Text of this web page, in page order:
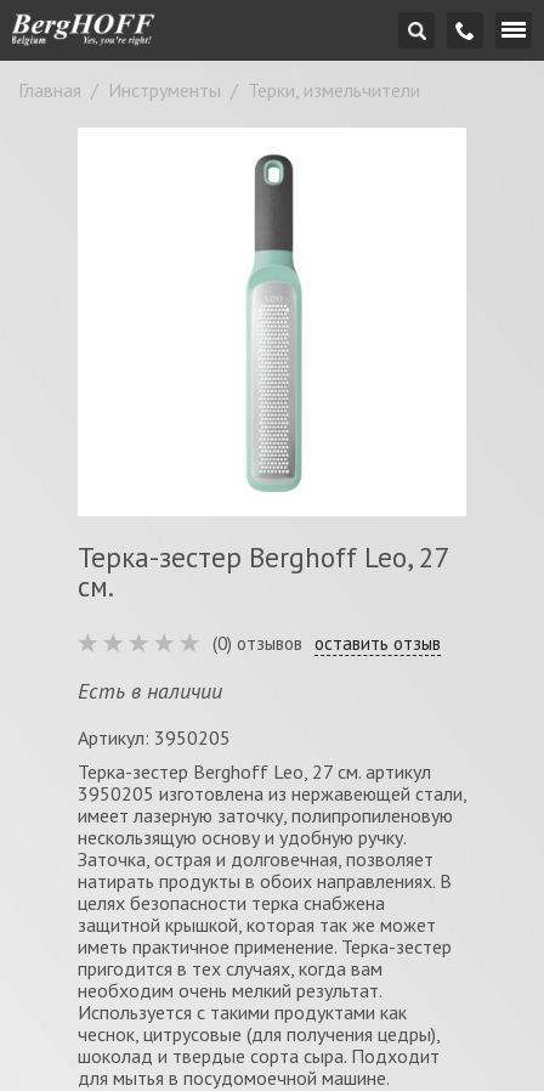
Главная / Инструменты / Терки, измельчители
Терка-зестер Berghoff Leo, 27
см.
(0) отзывов оставить отзыв
Есть в наличии
Артикул: 3950205
Терка-зестер Berghoff Leo, 27 см. артикул
3950205 изготовлена из нержавеющей стали,
имеет лазерную заточку, полипропиленовую
нескользящую основу и удобную ручку.
Заточка, острая и долговечная, позволяет
натирать продукты в обоих направлениях. В
целях безопасности терка снабжена
защитной крышкой, которая так же может
иметь практичное применение. Терка-зестер
пригодится в тех случаях, когда вам
необходим очень мелкий результат.
Используется с такими продуктами как
чеснок, цитрусовые (для получения цедры),
шоколад и твердые сорта сыра. Подходит
для мытья в посудомоечной машине.